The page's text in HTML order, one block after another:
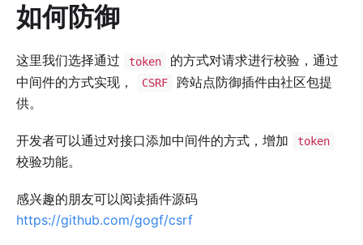
如何防御
这里我们选择通过 token
的方式对请求进行校验，通过
中间件的方式实现，
CSRF
跨站点防御插件由社区包提
供。
开发者可以通过对接口添加中间件的方式，增加 token
校验功能。
感兴趣的朋友可以阅读插件源码
https://github.com/gogf/csrf